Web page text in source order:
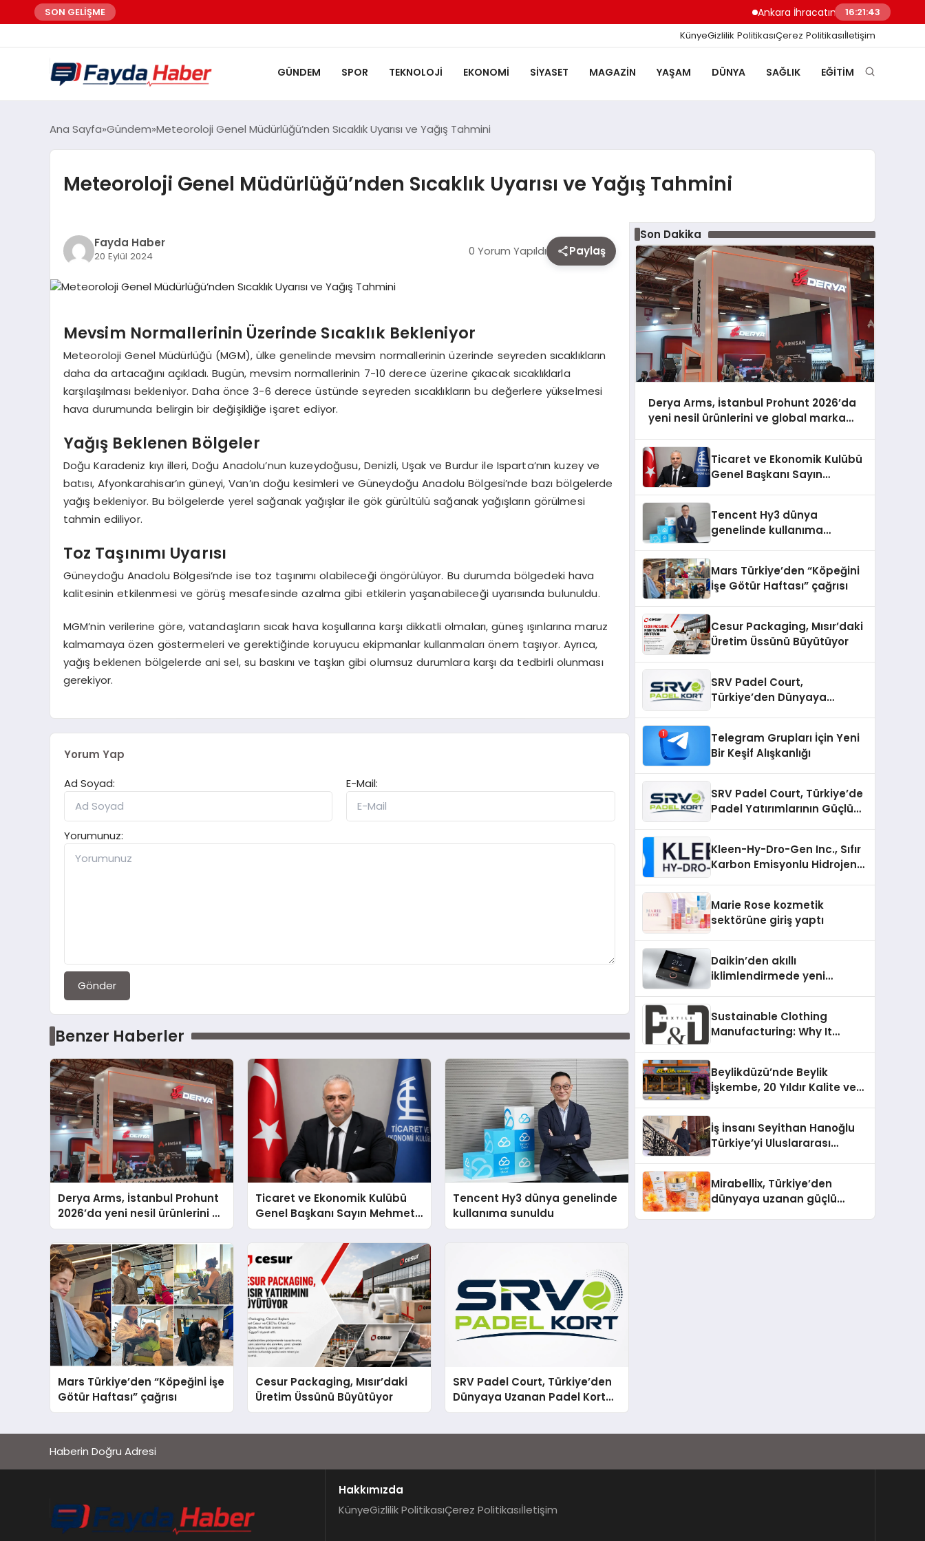
SON GELİŞME Ankara İhracatında Rekor Yükseliş 7
16:21:44
KünyeGizlilik PolitikasıÇerez Politikasıİletişim
GÜNDEM SPOR TEKNOLOJI EKONOMI SIYASET MAGAZIN YAŞAM DÜNYA SAĞLIK EĞITIM
Ana Sayfa Gündem Meteoroloji Genel Müdürlüğü’nden Sıcaklık Uyarısı ve Yağış Tahmini
Meteoroloji Genel Müdürlüğü’nden Sıcaklık Uyarısı ve Yağış Tahmini
Fayda Haber
20 Eylül 2024 0 Yorum Yapıldı Paylaş
Mevsim Normallerinin Üzerinde Sıcaklık Bekleniyor
Meteoroloji Genel Müdürlüğü (MGM), ülke genelinde mevsim normallerinin üzerinde seyreden sıcaklıkların
daha da artacağını açıkladı. Bugün, mevsim normallerinin 7-10 derece üzerine çıkacak sıcaklıklarla
karşılaşılması bekleniyor. Daha önce 3-6 derece üstünde seyreden sıcaklıkların bu değerlere yükselmesi
hava durumunda belirgin bir değişikliğe işaret ediyor.
Yağış Beklenen Bölgeler
Doğu Karadeniz kıyı illeri, Doğu Anadolu’nun kuzeydoğusu, Denizli, Uşak ve Burdur ile Isparta’nın kuzey ve
batısı, Afyonkarahisar’ın güneyi, Van’ın doğu kesimleri ve Güneydoğu Anadolu Bölgesi’nde bazı bölgelerde
yağış bekleniyor. Bu bölgelerde yerel sağanak yağışlar ile gök gürültülü sağanak yağışların görülmesi
tahmin ediliyor.
Toz Taşınımı Uyarısı
Güneydoğu Anadolu Bölgesi’nde ise toz taşınımı olabileceği öngörülüyor. Bu durumda bölgedeki hava
kalitesinin etkilenmesi ve görüş mesafesinde azalma gibi etkilerin yaşanabileceği uyarısında bulunuldu.
MGM’nin verilerine göre, vatandaşların sıcak hava koşullarına karşı dikkatli olmaları, güneş ışınlarına maruz
kalmamaya özen göstermeleri ve gerektiğinde koruyucu ekipmanlar kullanmaları önem taşıyor. Ayrıca,
yağış beklenen bölgelerde ani sel, su baskını ve taşkın gibi olumsuz durumlara karşı da tedbirli olunması
gerekiyor.
Yorum Yap
Ad Soyad:
E-Mail:
Yorumunuz:
Gönder
Benzer Haberler
Derya Arms, İstanbul Prohunt
2026’da yeni nesil ürünlerini ve
global marka vizyonunu
sergiledi
Ticaret ve Ekonomik Kulübü
Genel Başkanı Sayın Mehmet
Ulutaş, ekonomiye dair yaptığı
açıklamada şunları kaydetti:
Tencent Hy3 dünya genelinde
kullanıma sunuldu
Mars Türkiye’den “Köpeğini İşe
Götür Haftası” çağrısı
Cesur Packaging, Mısır’daki
Üretim Üssünü Büyütüyor
SRV Padel Court, Türkiye’den
Dünyaya Uzanan Padel Kort
Üretiminde Güvenin Adresi
Son Dakika
Derya Arms, İstanbul Prohunt 2026’da
yeni nesil ürünlerini ve global marka
Ticaret ve Ekonomik Kulübü
Genel Başkanı Sayın
şunları kaydetti:
Tencent Hy3 dünya
genelinde kullanıma
Mars Türkiye’den “Köpeğini
İşe Götür Haftası” çağrısı
Cesur Packaging, Mısır’daki
Üretim Üssünü Büyütüyor
SRV Padel Court,
Türkiye’den Dünyaya
Telegram Grupları İçin Yeni
Bir Keşif Alışkanlığı
SRV Padel Court, Türkiye’de
Padel Yatırımlarının Güçlü
Kleen-Hy-Dro-Gen Inc., Sıfır
Karbon Emisyonlu Hidrojen
Aldı
Marie Rose kozmetik
sektörüne giriş yaptı
Daikin’den akıllı
iklimlendirmede yeni
Sustainable Clothing
Manufacturing: Why It
Beylikdüzü’nde Beylik
İşkembe, 20 Yıldır Kalite ve
İş İnsanı Seyithan Hanoğlu
Türkiye’yi Uluslararası
Mirabellix, Türkiye’den
dünyaya uzanan güçlü
Haberin Doğru Adresi
Hakkımızda
KünyeGizlilik PolitikasıÇerez Politikasıİletişim